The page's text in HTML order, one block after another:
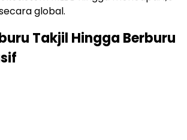
global.
Takjil Hingga Berburu